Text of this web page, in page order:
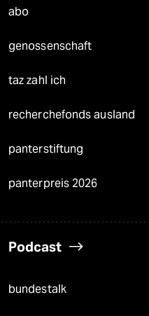
abo
genossenschaft
taz zahl ich
recherchefonds ausland
panterstiftung
panterpreis 2026
Podcast
bundestalk